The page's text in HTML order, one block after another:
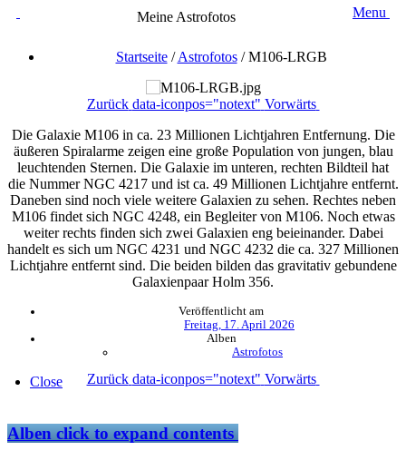
Meine Astrofotos Menu
Startseite/Astrofotos/M106-LRGB
Zurück data-iconpos="notext" Vorwärts
Die Galaxie M106 in ca. 23 Millionen Lichtjahren Entfernung. Die
äußeren Spiralarme zeigen eine große Population von jungen, blau
leuchtenden Sternen. Die Galaxie im unteren, rechten Bildteil hat
die Nummer NGC 4217 und ist ca. 49 Millionen Lichtjahre entfernt.
Daneben sind noch viele weitere Galaxien zu sehen. Rechtes neben
M106 findet sich NGC 4248, ein Begleiter von M106. Noch etwas
weiter rechts finden sich zwei Galaxien eng beieinander. Dabei
handelt es sich um NGC 4231 und NGC 4232 die ca. 327 Millionen
Lichtjahre entfernt sind. Die beiden bilden das gravitativ gebundene
Galaxienpaar Holm 356.
Veröffentlicht am
Freitag, 17. April 2026
Alben
Astrofotos
Zurück data-iconpos="notext" Vorwärts
Close
Albenclick to expand contents